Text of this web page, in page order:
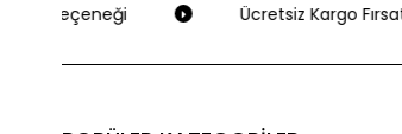
Seçeneği Ücretsiz Kargo Fırsatı